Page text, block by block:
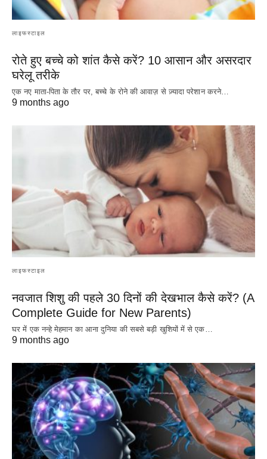
लाइफस्टाइल
रोते हुए बच्चे को शांत कैसे करें? 10 आसान और असरदार
घरेलू तरीके
एक नए माता-पिता के तौर पर, बच्चे के रोने की आवाज़ से ज़्यादा परेशान करने…
9 months ago
लाइफस्टाइल
नवजात शिशु की पहले 30 दिनों की देखभाल कैसे करें? (A
Complete Guide for New Parents)
घर में एक नन्हे मेहमान का आना दुनिया की सबसे बड़ी खुशियों में से एक…
9 months ago